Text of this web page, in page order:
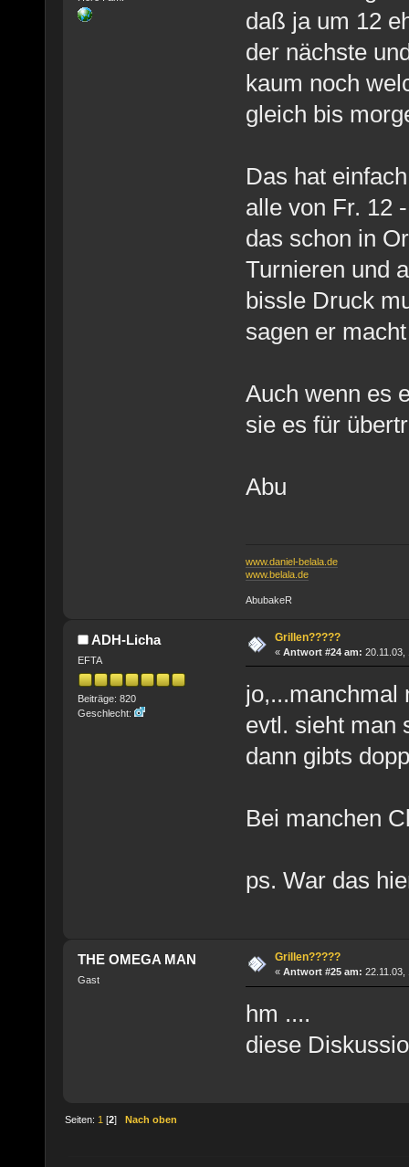
daß ja um 12
der nächste
kaum noch
gleich bis
Das hat
alle von Fr. 12
das schon in
Turnieren und
bissle Druck
sagen er
Auch wenn es
sie es für
Abu
www.daniel-belala.de
www.belala.de
AbubakeR
ADH-Licha
EFTA
Beiträge: 820
Geschlecht:
Grillen?????
« Antwort #24 am: 20.11.03,
jo,...manchmal
evtl. sieht man
dann gibts
Bei manchen
ps. War das
THE OMEGA MAN
Gast
Grillen?????
« Antwort #25 am: 22.11.03,
hm ....
diese
Seiten: 1 [2] Nach oben